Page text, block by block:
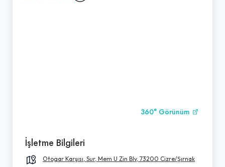
360° Görünüm
İşletme Bilgileri
Otogar Karşısı, Sur, Mem U Zin Blv, 73200 Cizre/Şırnak